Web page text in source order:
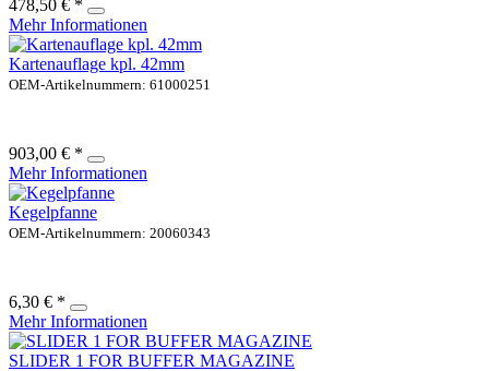
478,50 € *
Mehr Informationen
Kartenauflage kpl. 42mm
OEM-Artikelnummern: 61000251
903,00 € *
Mehr Informationen
Kegelpfanne
OEM-Artikelnummern: 20060343
6,30 € *
Mehr Informationen
SLIDER 1 FOR BUFFER MAGAZINE